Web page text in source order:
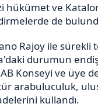
hükümet ve
de
Rajoy ile
durumun
Konseyi ve üye
arabuluculuk,
kullandı.